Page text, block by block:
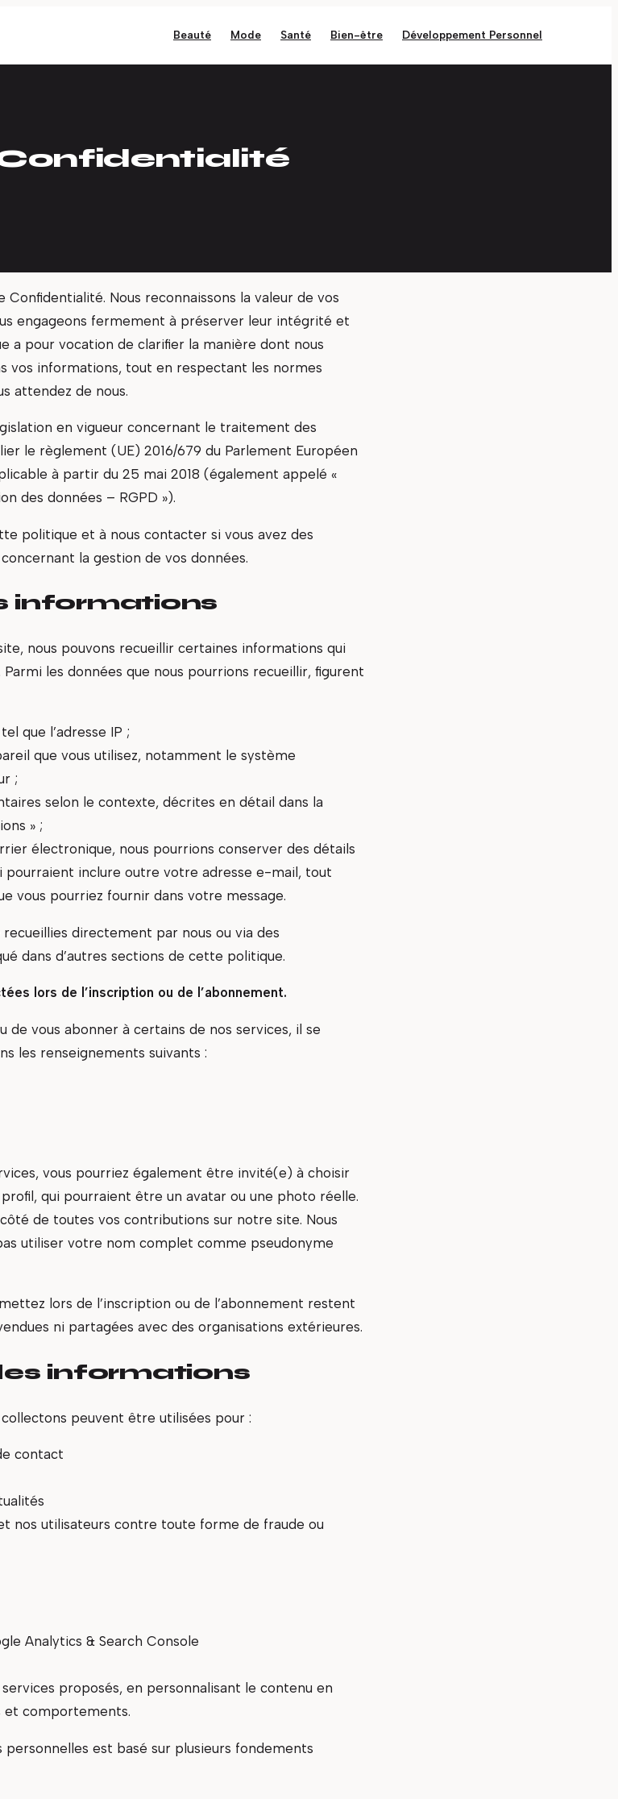
Beauté Mode Santé Bien-être Développement Personnel
Nous reconnaissons la valeur de vos
engageons fermement à préserver leur intégrité et
a pour vocation de clarifier la manière dont nous
vos informations, tout en respectant les normes
attendez de nous.
en vigueur concernant le traitement des
le règlement (UE) 2016/679 du Parlement Européen
à partir du 25 mai 2018 (également appelé «
des données – RGPD »).
politique et à nous contacter si vous avez des
la gestion de vos données.
informations
nous pouvons recueillir certaines informations qui
les données que nous pourrions recueillir, figurent
que l’adresse IP ;
que vous utilisez, notamment le système
;
selon le contexte, décrites en détail dans la
» ;
électronique, nous pourrions conserver des détails
pourraient inclure outre votre adresse e-mail, tout
vous pourriez fournir dans votre message.
directement par nous ou via des
dans d’autres sections de cette politique.
lors de l’inscription ou de l’abonnement.
de vous abonner à certains de nos services, il se
les renseignements suivants :
vous pourriez également être invité(e) à choisir
qui pourraient être un avatar ou une photo réelle.
de toutes vos contributions sur notre site. Nous
utiliser votre nom complet comme pseudonyme
lors de l’inscription ou de l’abonnement restent
ni partagées avec des organisations extérieures.
informations
peuvent être utilisées pour :
contact
nos utilisateurs contre toute forme de fraude ou
Analytics & Search Console
proposés, en personnalisant le contenu en
et comportements.
est basé sur plusieurs fondements